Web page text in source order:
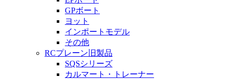
GPボート
ヨット
インポートモデル
その他
RCプレーン旧製品
SQSシリーズ
カルマート・トレーナー